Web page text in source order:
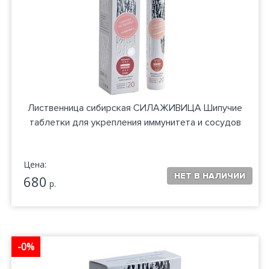
Лиственница сибирская СИЛАЖИВИЦА Шипучие
таблетки для укрепления иммунитета и сосудов
Цена:
680 р.
-0%